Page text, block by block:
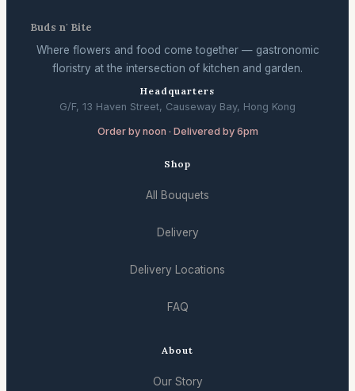
Buds n' Bite
Where flowers and food come together — gastronomic
floristry at the intersection of kitchen and garden.
Headquarters
G/F, 13 Haven Street, Causeway Bay, Hong Kong
Order by noon · Delivered by 6pm
Shop
All Bouquets
Delivery
Delivery Locations
FAQ
About
Our Story